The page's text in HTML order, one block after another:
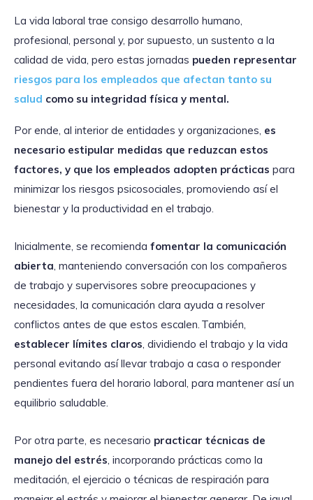
La vida laboral trae consigo desarrollo humano,
profesional, personal y, por supuesto, un sustento a la
calidad de vida, pero estas jornadas pueden representar
riesgos para los empleados que afectan tanto su
salud como su integridad física y mental.
Por ende, al interior de entidades y organizaciones, es
necesario estipular medidas que reduzcan estos
factores, y que los empleados adopten prácticas para
minimizar los riesgos psicosociales, promoviendo así el
bienestar y la productividad en el trabajo.
Inicialmente, se recomienda fomentar la comunicación
abierta, manteniendo conversación con los compañeros
de trabajo y supervisores sobre preocupaciones y
necesidades, la comunicación clara ayuda a resolver
conflictos antes de que estos escalen. También,
establecer límites claros, dividiendo el trabajo y la vida
personal evitando así llevar trabajo a casa o responder
pendientes fuera del horario laboral, para mantener así un
equilibrio saludable.
Por otra parte, es necesario practicar técnicas de
manejo del estrés, incorporando prácticas como la
meditación, el ejercicio o técnicas de respiración para